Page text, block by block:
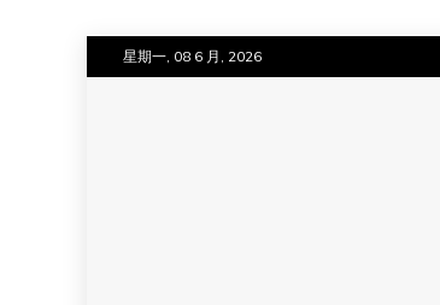
至
星期一, 08 6 月, 2026